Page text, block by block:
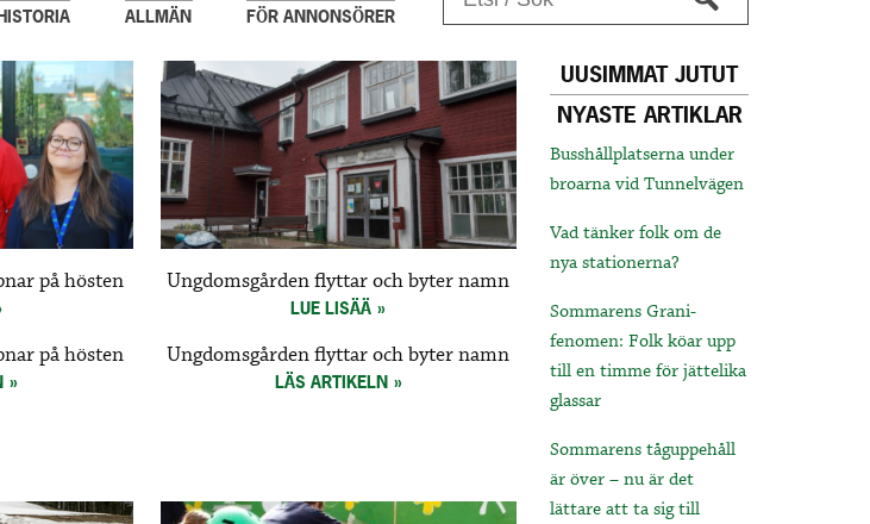
ALLMÄN
FÖR ANNONSÖRER
på hösten
på hösten
Ungdomsgården flyttar och byter namn
LUE LISÄÄ
Ungdomsgården flyttar och byter namn
LÄS ARTIKELN
UUSIMMAT JUTUT
NYASTE ARTIKLAR
Busshållplatserna under
broarna vid Tunnelvägen
Vad tänker folk om de
nya stationerna?
Sommarens Grani-
fenomen: Folk köar upp
till en timme för jättelika
glassar
Sommarens tåguppehåll
är över – nu är det
lättare att ta sig till